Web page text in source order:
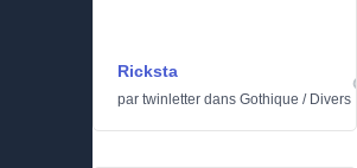
Ricksta
par twinletter dans Gothique / Divers